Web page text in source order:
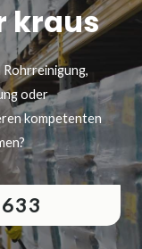
kraus
Rohrreinigung,
oder
kompetenten